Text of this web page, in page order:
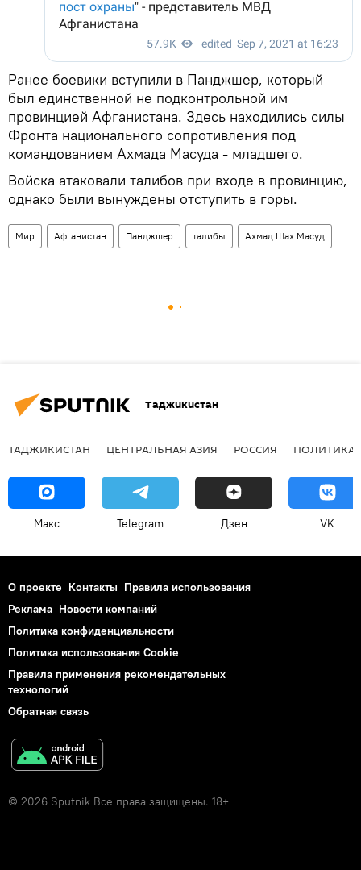
Ранее боевики вступили в Панджшер, который
был единственной не подконтрольной им
провинцией Афганистана. Здесь находились силы
Фронта национального сопротивления под
командованием Ахмада Масуда - младшего.
Войска атаковали талибов при входе в провинцию,
однако были вынуждены отступить в горы.
Мир Афганистан Панджшер талибы Ахмад Шах Масуд
Таджикистан
ТАДЖИКИСТАН ЦЕНТРАЛЬНАЯ АЗИЯ РОССИЯ ПОЛИТИКА
Макс Telegram Дзен VK
О проекте Контакты Правила использования
Реклама Новости компаний
Политика конфиденциальности
Политика использования Cookie
Правила применения рекомендательных
технологий
Обратная связь
© 2026 Sputnik Все права защищены. 18+